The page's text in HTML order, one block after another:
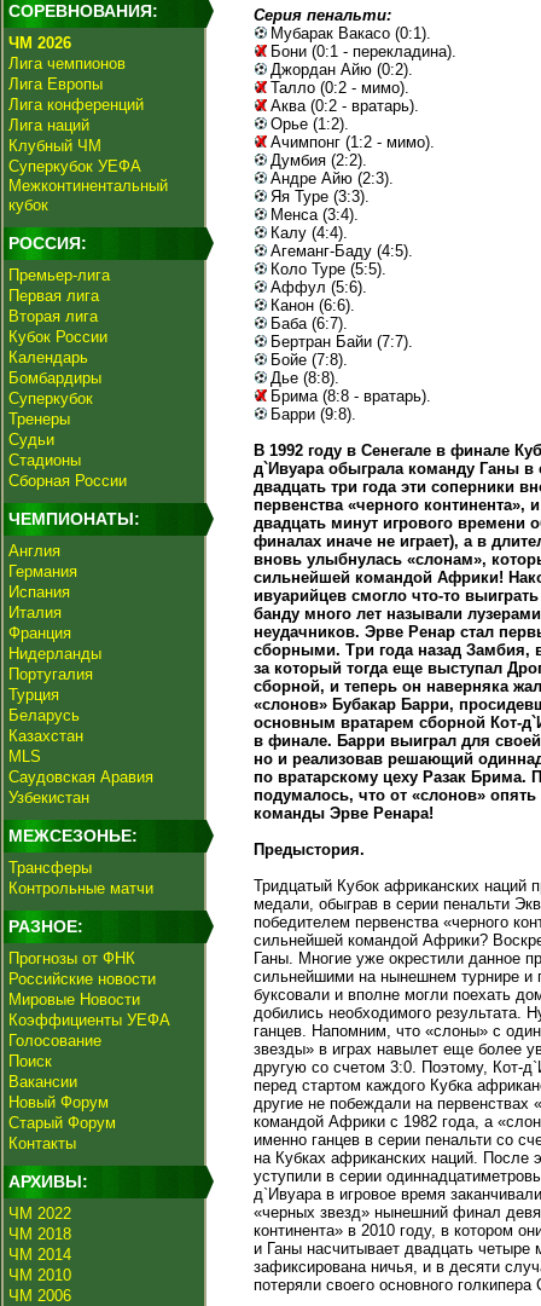
СОРЕВНОВАНИЯ:
ЧМ 2026
Лига чемпионов
Лига Европы
Лига конференций
Лига наций
Клубный ЧМ
Суперкубок УЕФА
Межконтинентальный
кубок
РОССИЯ:
Премьер-лига
Первая лига
Вторая лига
Кубок России
Календарь
Бомбардиры
Суперкубок
Тренеры
Судьи
Стадионы
Сборная России
ЧЕМПИОНАТЫ:
Англия
Германия
Испания
Италия
Франция
Нидерланды
Португалия
Турция
Беларусь
Казахстан
MLS
Саудовская Аравия
Узбекистан
МЕЖСЕЗОНЬЕ:
Трансферы
Контрольные матчи
РАЗНОЕ:
Прогнозы от ФНК
Российские новости
Мировые Новости
Коэффициенты УЕФА
Голосование
Поиск
Вакансии
Новый Форум
Старый Форум
Контакты
АРХИВЫ:
ЧМ 2022
ЧМ 2018
ЧМ 2014
ЧМ 2010
ЧМ 2006
Серия пенальти:
Мубарак Вакасо (0:1).
Бони (0:1 - перекладина).
Джордан Айю (0:2).
Талло (0:2 - мимо).
Аква (0:2 - вратарь).
Орье (1:2).
Ачимпонг (1:2 - мимо).
Думбия (2:2).
Андре Айю (2:3).
Яя Туре (3:3).
Менса (3:4).
Калу (4:4).
Агеманг-Баду (4:5).
Коло Туре (5:5).
Аффул (5:6).
Канон (6:6).
Баба (6:7).
Бертран Байи (7:7).
Бойе (7:8).
Дье (8:8).
Брима (8:8 - вратарь).
Барри (9:8).
В 1992 году в Сенегале в финале
д`Ивуара обыграла команду Ганы в
двадцать три года эти соперники
первенства «черного
двадцать минут игрового времени
финалах иначе не играет), а в
вновь улыбнулась «слонам»,
сильнейшей командой Африки!
ивуарийцев смогло что-то
банду много лет называли
неудачников. Эрве Ренар стал
сборными. Три года назад Замбия,
за который тогда еще выступал
сборной, и теперь он наверняка
«слонов» Бубакар Барри,
основным вратарем сборной Кот-
в финале. Барри выиграл для
но и реализовав решающий
по вратарскому цеху Разак Брима.
подумалось, что от «слонов»
команды Эрве Ренара!
Предыстория.
Тридцатый Кубок африканских наций
медали, обыграв в серии пенальти
победителем первенства «черного
сильнейшей командой Африки?
Ганы. Многие уже окрестили данное
сильнейшими на нынешнем турнире и
буксовали и вполне могли поехать
добились необходимого результата.
ганцев. Напомним, что «слоны» с
звезды» в играх навылет еще более
другую со счетом 3:0. Поэтому, Кот-
перед стартом каждого Кубка
другие не побеждали на первенствах
командой Африки с 1982 года, а
именно ганцев в серии пенальти со
на Кубках африканских наций. После
уступили в серии
д`Ивуара в игровое время
«черных звезд» нынешний финал
континента» в 2010 году, в котором
и Ганы насчитывает двадцать
зафиксирована ничья, и в десяти
потеряли своего основного